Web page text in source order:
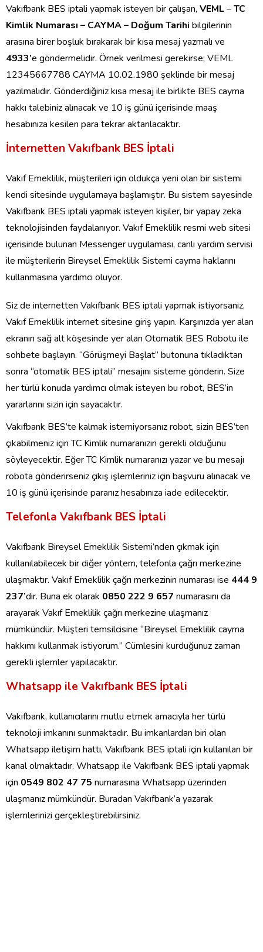
Vakıfbank BES iptali yapmak isteyen bir çalışan, VEML–TC
Kimlik Numarası – CAYMA – Doğum Tarihi bilgilerinin
arasına birer boşluk bırakarak bir kısa mesaj yazmalı ve
4933’e göndermelidir. Örnek verilmesi gerekirse; VEML
12345667788 CAYMA 10.02.1980 şeklinde bir mesaj
yazılmalıdır. Gönderdiğiniz kısa mesaj ile birlikte BES cayma
hakkı talebiniz alınacak ve 10 iş günü içerisinde maaş
hesabınıza kesilen para tekrar aktarılacaktır.
İnternetten Vakıfbank BES İptali
Vakıf Emeklilik, müşterileri için oldukça yeni olan bir sistemi
kendi sitesinde uygulamaya başlamıştır. Bu sistem sayesinde
Vakıfbank BES iptali yapmak isteyen kişiler, bir yapay zeka
teknolojisinden faydalanıyor. Vakıf Emeklilik resmi web sitesi
içerisinde bulunan Messenger uygulaması, canlı yardım servisi
ile müşterilerin Bireysel Emeklilik Sistemi cayma haklarını
kullanmasına yardımcı oluyor.
Siz de internetten Vakıfbank BES iptali yapmak istiyorsanız,
Vakıf Emeklilik internet sitesine giriş yapın. Karşınızda yer alan
ekranın sağ alt köşesinde yer alan Otomatik BES Robotu ile
sohbete başlayın. “Görüşmeyi Başlat” butonuna tıkladıktan
sonra “otomatik BES iptali” mesajını sisteme gönderin. Size
her türlü konuda yardımcı olmak isteyen bu robot, BES’in
yararlarını sizin için sayacaktır.
Vakıfbank BES’te kalmak istemiyorsanız robot, sizin BES’ten
çıkabilmeniz için TC Kimlik numaranızın gerekli olduğunu
söyleyecektir. Eğer TC Kimlik numaranızı yazar ve bu mesajı
robota gönderirseniz çıkış işlemleriniz için başvuru alınacak ve
10 iş günü içerisinde paranız hesabınıza iade edilecektir.
Telefonla Vakıfbank BES İptali
Vakıfbank Bireysel Emeklilik Sistemi’nden çıkmak için
kullanılabilecek bir diğer yöntem, telefonla çağrı merkezine
ulaşmaktır. Vakıf Emeklilik çağrı merkezinin numarası ise 444 9
237’dir. Buna ek olarak 0850 222 9 657 numarasını da
arayarak Vakıf Emeklilik çağrı merkezine ulaşmanız
mümkündür. Müşteri temsilcisine “Bireysel Emeklilik cayma
hakkımı kullanmak istiyorum.” Cümlesini kurduğunuz zaman
gerekli işlemler yapılacaktır.
Whatsapp ile Vakıfbank BES İptali
Vakıfbank, kullanıcılarını mutlu etmek amacıyla her türlü
teknoloji imkanını sunmaktadır. Bu imkanlardan biri olan
Whatsapp iletişim hattı, Vakıfbank BES iptali için kullanılan bir
kanal olmaktadır. Whatsapp ile Vakıfbank BES iptali yapmak
için 0549 802 47 75 numarasına Whatsapp üzerinden
ulaşmanız mümkündür. Buradan Vakıfbank’a yazarak
işlemlerinizi gerçekleştirebilirsiniz.